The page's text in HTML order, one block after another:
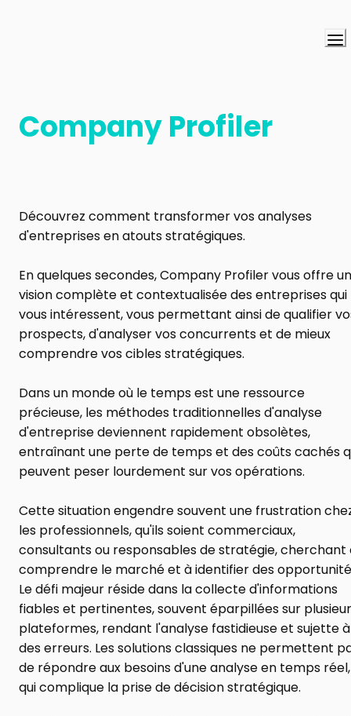
Company Profiler
Découvrez comment transformer vos analyses
d'entreprises en atouts stratégiques.
En quelques secondes, Company Profiler vous offre
vision complète et contextualisée des entreprises qui
vous intéressent, vous permettant ainsi de qualifier
prospects, d'analyser vos concurrents et de mieux
comprendre vos cibles stratégiques.
Dans un monde où le temps est une ressource
précieuse, les méthodes traditionnelles d'analyse
d'entreprise deviennent rapidement obsolètes,
entraînant une perte de temps et des coûts cachés
peuvent peser lourdement sur vos opérations.
Cette situation engendre souvent une frustration
les professionnels, qu'ils soient commerciaux,
consultants ou responsables de stratégie, cherchant
comprendre le marché et à identifier des
Le défi majeur réside dans la collecte d'informations
fiables et pertinentes, souvent éparpillées sur
plateformes, rendant l'analyse fastidieuse et sujette à
des erreurs. Les solutions classiques ne permettent
de répondre aux besoins d'une analyse en temps
qui complique la prise de décision stratégique.